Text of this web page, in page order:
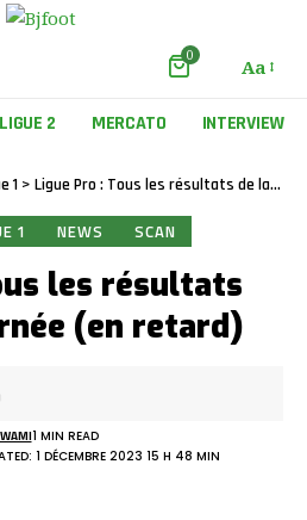
0 Aa
LIGUE 2 MERCATO INTERVIEW
1 > Ligue Pro : Tous les résultats de la 1ere journée (en retard)
1 NEWS SCAN
les résultats
(en retard)
1 DÉCEMBRE 2023 15 H 48 MIN
1 MIN READ